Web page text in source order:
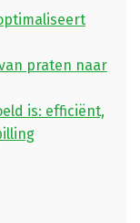
praten naar
is: efficiënt,